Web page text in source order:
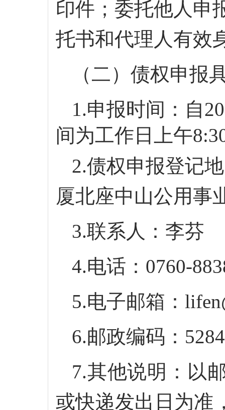
印件；委托他人申
托书和代理人有效
（二）债权申报
1.申报时间：自
间为工作日上午
2.债权申报登记
厦北座中山公用事
3.联系人：李芬
4.电话：0760-
5.电子邮箱：
6.邮政编码：
7.其他说明：以
或快递发出日为准